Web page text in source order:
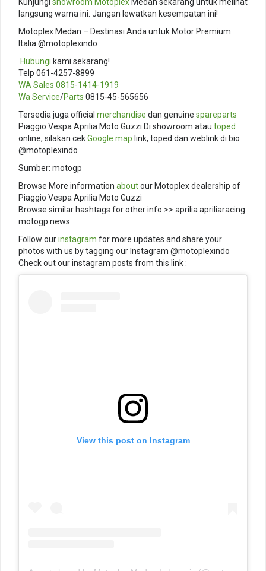
langsung warna ini. Jangan lewatkan kesempatan ini!
Motoplex Medan – Destinasi Anda untuk Motor Premium
Italia @motoplexindo
Hubungi kami sekarang!
Telp 061-4257-8899
WA Sales 0815-1414-1919
Wa Service/Parts 0815-45-565656
Tersedia juga official merchandise dan genuine spareparts
Piaggio Vespa Aprilia Moto Guzzi Di showroom atau toped
online, silakan cekGoogle map link, toped dan weblink di bio
@motoplexindo
Sumber: motogp
Browse More information aboutour Motoplex dealership of
Piaggio Vespa Aprilia Moto Guzzi
Browse similar hashtags for other info >> aprilia apriliaracing
motogp news
Follow ourinstagram for more updates and share your
photos with us by tagging our Instagram @motoplexindo
Check out our instagram posts from this link :
View this post on Instagram